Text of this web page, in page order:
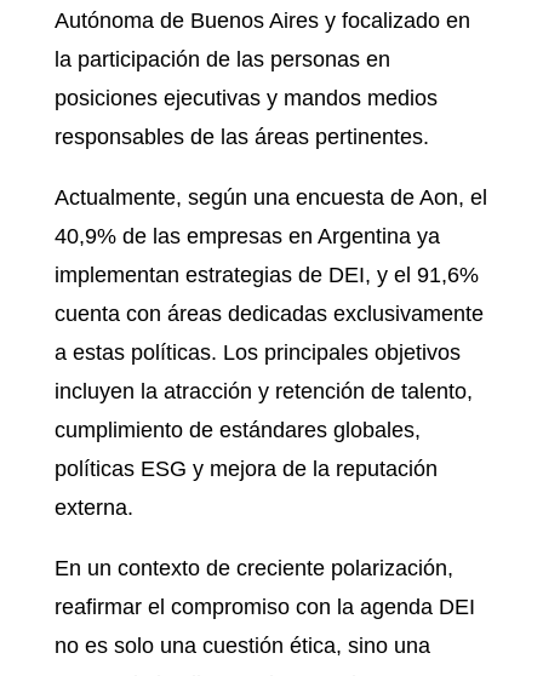
Autónoma de Buenos Aires y focalizado en
la participación de las personas en
posiciones ejecutivas y mandos medios
responsables de las áreas pertinentes.
Actualmente, según una encuesta de Aon, el
40,9% de las empresas en Argentina ya
implementan estrategias de DEI, y el 91,6%
cuenta con áreas dedicadas exclusivamente
a estas políticas. Los principales objetivos
incluyen la atracción y retención de talento,
cumplimiento de estándares globales,
políticas ESG y mejora de la reputación
externa.​
En un contexto de creciente polarización,
reafirmar el compromiso con la agenda DEI
no es solo una cuestión ética, sino una